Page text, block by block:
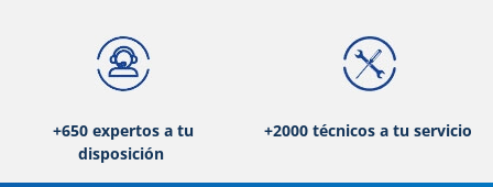
+650 expertos a tu
disposición
+2000 técnicos a tu servicio